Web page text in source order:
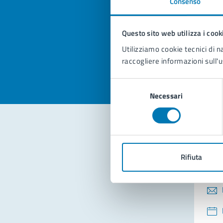
Questo sito web utilizza i
Utilizziamo cookie tecnici di
raccogliere informazioni
consenso
Necessari
Rifiuta